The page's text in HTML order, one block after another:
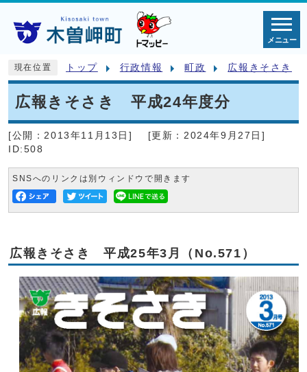
メニュー
現在位置 トップ 行政情報 町政 広報きそさき
広報きそさき 平成24年度分
[公開： 2013年11月13日] [更新： 2024年9月27日]
ID:508
SNSへのリンクは別ウィンドウで開きます
広報きそさき 平成25年3月（No.571）